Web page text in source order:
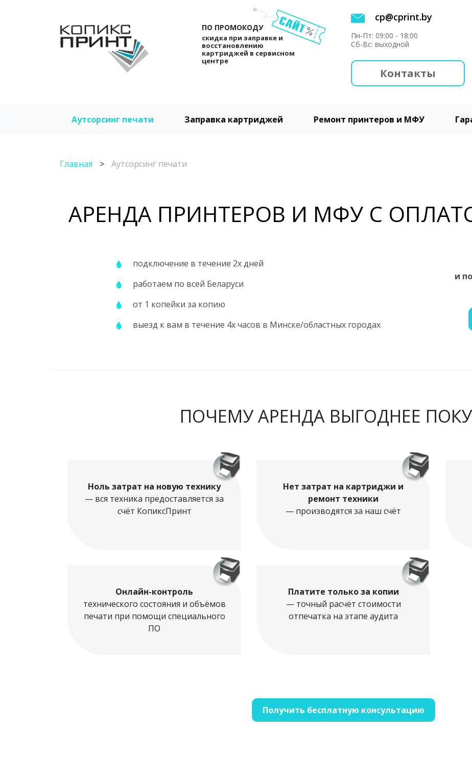
ПО ПРОМОКОДУ
скидка при заправке и
восстановлению
картриджей в сервисном
центре
cp@cprint.by
Пн-Пт: 09:00 - 18:00
Сб-Вс: выходной
Контакты
Аутсорсинг печати Заправка картриджей Ремонт принтеров и МФУ
Главная > Аутсорсинг печати
АРЕНДА ПРИНТЕРОВ И МФУ С
подключение в течение 2х дней
работаем по всей Беларуси
от 1 копейки за копию
выезд к вам в течение 4х часов в Минске/областных городах
и
ПОЧЕМУ АРЕНДА ВЫГОДНЕЕ
Ноль затрат на новую технику
— вся техника предоставляется за
счёт КопиксПринт
Нет затрат на картриджи и
ремонт техники
— производятся за наш счёт
Онлайн-контроль
технического состояния и объёмов
печати при помощи специального
ПО
Платите только за копии
— точный расчёт стоимости
отпечатка на этапе аудита
Получить бесплатную консультацию